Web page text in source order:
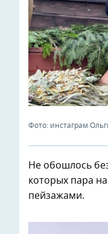
Фото: инстаграм
Не обошлось
которых пара
пейзажами.